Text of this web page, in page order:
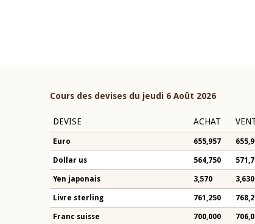
Cours des devises du jeudi 6 Août 2026
DEVISE ACHAT
Euro 655,957
Dollar us 564,750
Yen japonais 3,570 3,630
Livre sterling 761,250
Franc suisse 700,000